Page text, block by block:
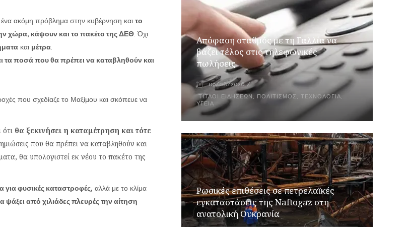
ακόμη πρόβλημα στην κυβέρνηση και το
χώρα, κάψουν και το πακέτο της ΔΕΘ . Όχι
και μέτρα
τα ποσά που θα πρέπει να καταβληθούν και
που σχεδίαζε το Μαξίμου και σκόπευε να
θα ξεκινήσει η καταμέτρηση και τότε
που θα πρέπει να καταβληθούν και
θα υπολογιστεί εκ νέου το πακέτο της
για φυσικές καταστροφές, αλλά με το κλίμα
από χιλιάδες πλευρές την αίτηση
Απόφαση σταθμός με τη Γαλλία να
βάζει τέλος στις τηλεφωνικές
πωλήσεις
09/08/2026
ΤΊΤΛΟΙ ΕΙΔΉΣΕΩΝ , ΠΟΛΙΤΙΣΜΌΣ ,ΤΕΧΝΟΛΟΓΊΑ,
ΥΓΕΊΑ
Ρωσικές επιθέσεις σε πετρελαϊκές
εγκαταστάσεις της Naftogaz στη
ανατολική Ουκρανία